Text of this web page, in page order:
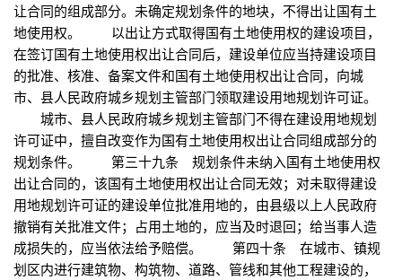
让合同的组成部分。未确定规划条件的地块，不得出让国有土
地使用权。 以出让方式取得国有土地使用权的建设项目，
在签订国有土地使用权出让合同后，建设单位应当持建设项目
的批准、核准、备案文件和国有土地使用权出让合同，向城
市、县人民政府城乡规划主管部门领取建设用地规划许可证。
城市、县人民政府城乡规划主管部门不得在建设用地规划
许可证中，擅自改变作为国有土地使用权出让合同组成部分的
规划条件。 第三十九条 规划条件未纳入国有土地使用权
出让合同的，该国有土地使用权出让合同无效；对未取得建设
用地规划许可证的建设单位批准用地的，由县级以上人民政府
撤销有关批准文件；占用土地的，应当及时退回；给当事人造
成损失的，应当依法给予赔偿。 第四十条 在城市、镇规
划区内进行建筑物、构筑物、道路、管线和其他工程建设的，